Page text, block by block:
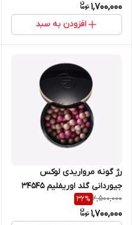
33490
1,700,000
افزودن به سبد
رژ گونه مرواریدی لوکس
جیوردانی گلد اوریفلیم 34545
2,500,000
32%
1,700,000